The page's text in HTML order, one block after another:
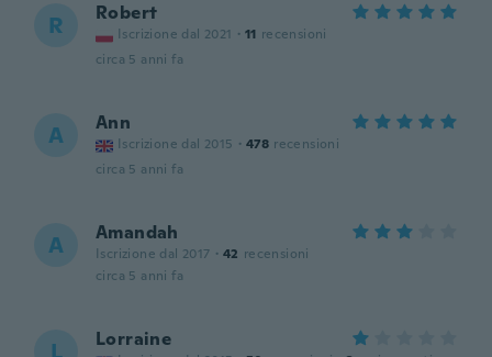
R Robert
Iscrizione dal 2021 · 11 recensioni
circa 5 anni fa
A Ann
Iscrizione dal 2015 · 478 recensioni
circa 5 anni fa
A Amandah
Iscrizione dal 2017 · 42 recensioni
circa 5 anni fa
Lorraine